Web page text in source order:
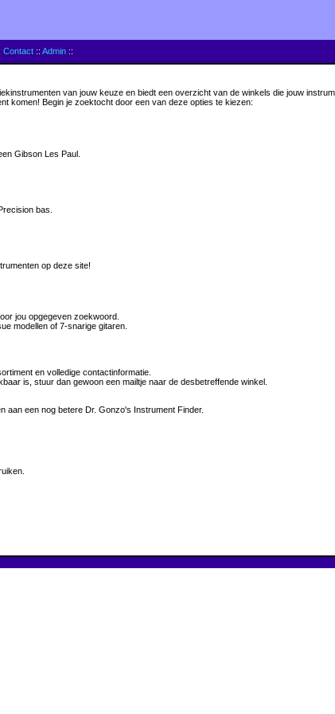
Contact :: Admin ::
van jouw keuze en biedt een overzicht van de winkels die jouw
komen! Begin je zoektocht door een van deze opties te kiezen:
Gibson Les Paul.
bas.
op deze site!
jou opgegeven zoekwoord.
modellen of 7-snarige gitaren.
en volledige contactinformatie.
is, stuur dan gewoon een mailtje naar de desbetreffende winkel.
aan een nog betere Dr. Gonzo's Instrument Finder.